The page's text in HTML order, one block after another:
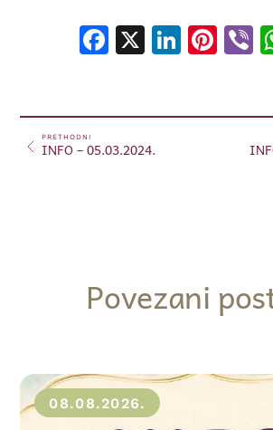
Facebook
X
PRETHODNI
INFO – 05.03.2024.
Povezani
08.08.2026.